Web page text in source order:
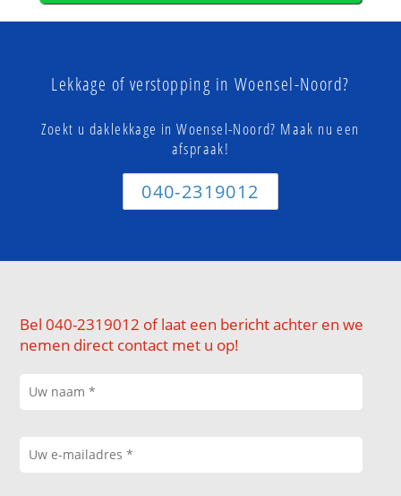
Lekkage of verstopping in Woensel-Noord?
Zoekt u daklekkage in Woensel-Noord? Maak nu een
afspraak!
040-2319012
Bel 040-2319012 of laat een bericht achter en we
nemen direct contact met u op!